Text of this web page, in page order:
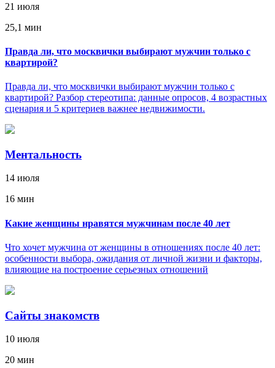
21 июля
25,1 мин
Правда ли, что москвички выбирают мужчин только с
квартирой?
Правда ли, что москвички выбирают мужчин только с
квартирой? Разбор стереотипа: данные опросов, 4 возрастных
сценария и 5 критериев важнее недвижимости.
Ментальность
14 июля
16 мин
Какие женщины нравятся мужчинам после 40 лет
Что хочет мужчина от женщины в отношениях после 40 лет:
особенности выбора, ожидания от личной жизни и факторы,
влияющие на построение серьезных отношений
Сайты знакомств
10 июля
20 мин